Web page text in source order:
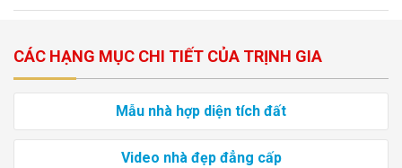
CÁC HẠNG MỤC CHI TIẾT CỦA TRỊNH GIA
Mẫu nhà hợp diện tích đất
Video nhà đẹp đẳng cấp